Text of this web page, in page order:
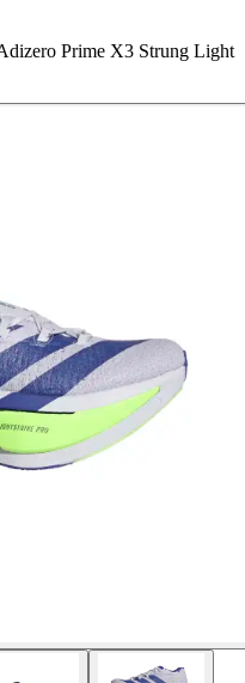
Prime X3 Strung Light